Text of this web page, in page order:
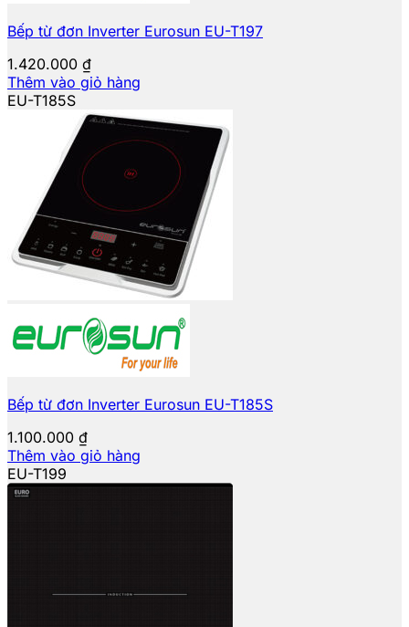
Bếp từ đơn Inverter Eurosun EU-T197
1.420.000 ₫
Thêm vào giỏ hàng
EU-T185S
Bếp từ đơn Inverter Eurosun EU-T185S
1.100.000 ₫
Thêm vào giỏ hàng
EU-T199